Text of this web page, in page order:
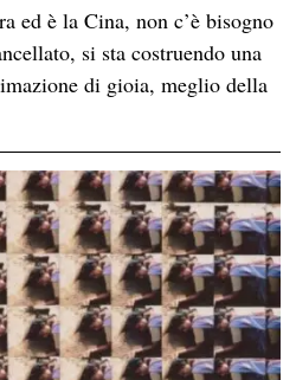
ed è la Cina, non c’è bisogno
si sta costruendo una
di gioia, meglio della